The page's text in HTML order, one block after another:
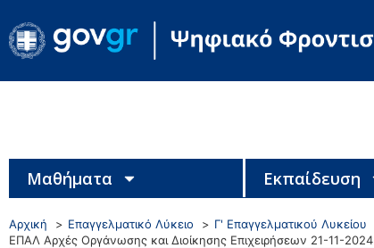
Μαθήματα Εκπαίδευση
Αρχική Επαγγελματικό Λύκειο Γ' Επαγγελματικού Λυκείου
ΕΠΑΛ Αρχές Οργάνωσης και Διοίκησης Επιχειρήσεων 21-11-2024